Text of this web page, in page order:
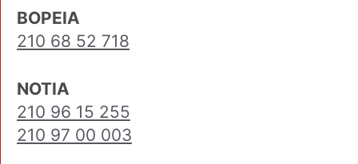
ΒΟΡΕΙΑ
210 68 52 718
ΝΟΤΙΑ
210 96 15 255
210 97 00 003